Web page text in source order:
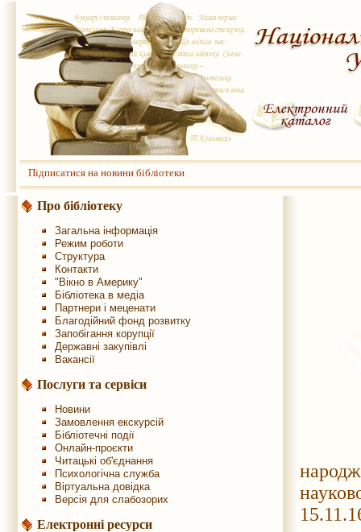
Підписатися на новини бібліотеки
Про бібліотеку
Загальна інформація
Режим роботи
Структура
Контакти
"Вікно в Америку"
Бібліотека в медіа
Партнери і меценати
Благодійний фонд розвитку
Запобігання корупції
Державні закупівлі
Вакансії
Послуги та сервіси
Новини
Замовлення екскурсій
Бібліотечні події
Онлайн-проєкти
Читацькі об'єднання
Психологічна служба
Віртуальна довідка
Версія для слабозорих
Електронні ресурси